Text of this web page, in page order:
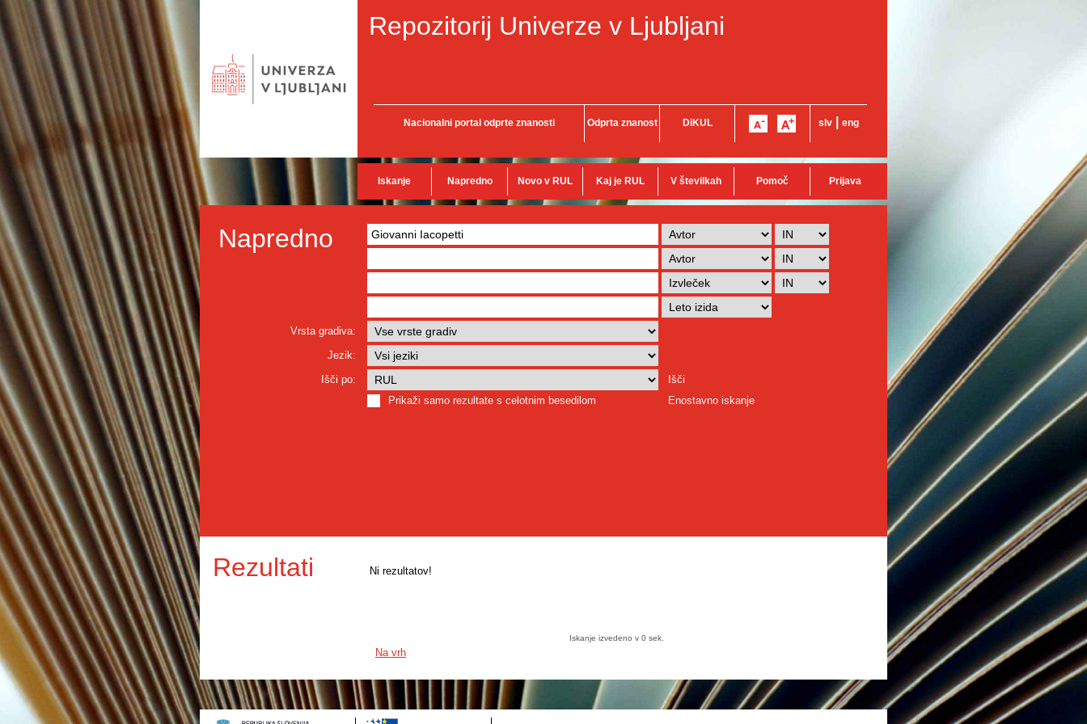
Repozitorij Univerze v Ljubljani
Nacionalni portal odprte znanosti Odprta znanost DiKUL slv eng
Iskanje Napredno Novo v RUL Kaj je RUL V številkah Pomoč Prijava
Napredno
Vrsta gradiva:
Jezik:
Išči po:
Išči
Prikaži samo rezultate s celotnim besedilom
Enostavno iskanje
Rezultati Ni rezultatov!
Iskanje izvedeno v 0 sek.
Na vrh